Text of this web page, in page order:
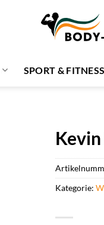
SPORT & FITNESS
Kategorie: